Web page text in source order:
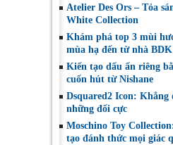
Atelier Des Ors – Tỏa
White Collection
Khám phá top 3 mùi
mùa hạ đến từ nhà
Kiến tạo dấu ấn riêng
cuốn hút từ Nishane
Dsquared2 Icon:
những đối cực
Moschino Toy
tạo đánh thức mọi giác